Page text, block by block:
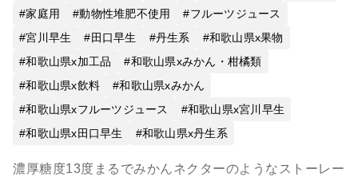
家庭用
動物性堆肥不使用
フルーツジュース
宮川早生
田口早生 丹生系
和歌山県x果物
和歌山県x加工品
和歌山県xみかん・柑橘類
和歌山県x飲料
和歌山県xみかん
和歌山県xフルーツジュース
和歌山県x宮川早生
和歌山県x田口早生
和歌山県x丹生系
濃厚糖度13度まるでみかんネクターのようなストーレー